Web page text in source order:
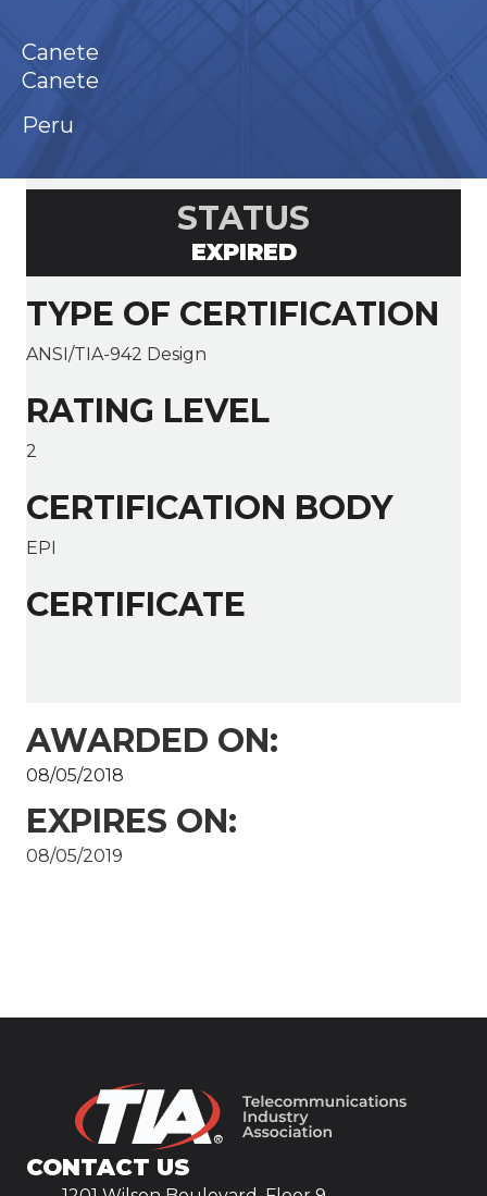
Canete
Canete
Peru
STATUS
EXPIRED
TYPE OF CERTIFICATION
ANSI/TIA-942 Design
RATING LEVEL
2
CERTIFICATION BODY
EPI
CERTIFICATE
AWARDED ON:
08/05/2018
EXPIRES ON:
08/05/2019
CONTACT US